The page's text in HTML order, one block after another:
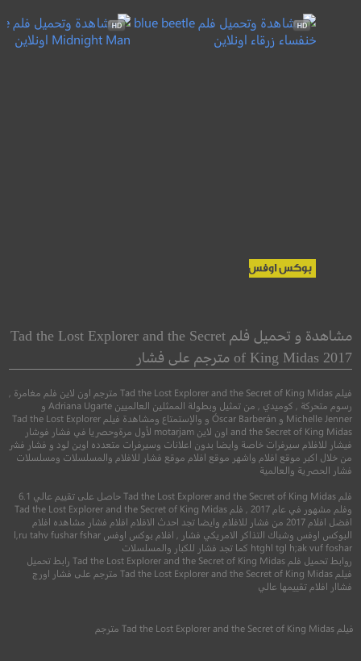
خنفساء زرقاء
6.8
2023
+13 مترجم
4.4
2017
+16
مشاهدة و تحميل فلم Tad the Lost Explorer and the Secret
of King Midas 2017 مترجم على فشار
فيلم Tad the Lost Explorer and the Secret of King Midas مترجم اون لاين فلم مغامرة ,
رسوم متحركة , كوميدي , من تمثيل وبطولة الممثلين العالميين Adriana Ugarte و
Michelle Jenner و Óscar Barberán و والإستمتاع ومشاهدة فيلم Tad the Lost Explorer
and the Secret of King Midas اون لاين motarjam لأول مرةوحصريا في فشار فوشار
فيشار للافلام سيرفرات خاصة وايضا بدون اعلانات وسيرفرات متعدده اوبن لود و فشار فشر
من خلال اكبر موقع افلام واشهر موقع افلام موقع فشار للافلام والمسلسلات ومسلسلات
فشار الحصرية والعالمية
فلم Tad the Lost Explorer and the Secret of King Midas حاصل على تقييم عالي 6.1
وفلم مشهور في عام 2017 , فلم Tad the Lost Explorer and the Secret of King Midas
افضل افلام 2017 من فشار للافلام وايضا تجد احدث الافلام افلام فشار مشاهده افلام
البوكس اوفس وشباك التذاكر الامريكي فشار , افلام بوكس اوفس l,ru tahv fushar fshar
htghl tgl h;ak vuf foshar كما تجد فشار للكبار والمسلسلات
روابط تحميل فلم Tad the Lost Explorer and the Secret of King Midas رابط تحميل
فيلم Tad the Lost Explorer and the Secret of King Midas مترجم على فشار اورج
فشاار افلام تقييمها عالي
فيلم Tad the Lost Explorer and the Secret of King Midasمترجم